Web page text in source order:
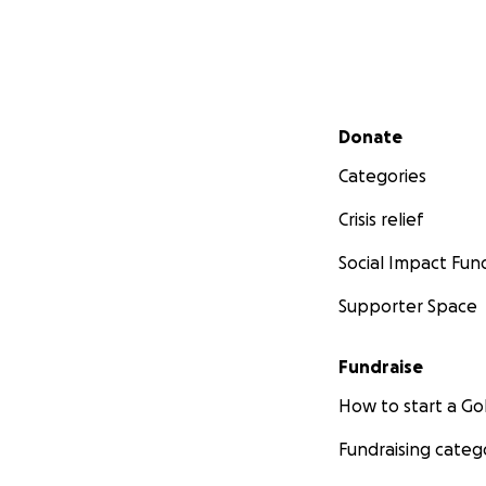
Secondary menu
Donate
Categories
Crisis relief
Social Impact
Supporter Space
Fundraise
How to start a
Fundraising